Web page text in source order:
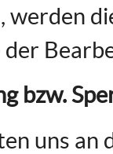
werden
der
bzw.
uns an